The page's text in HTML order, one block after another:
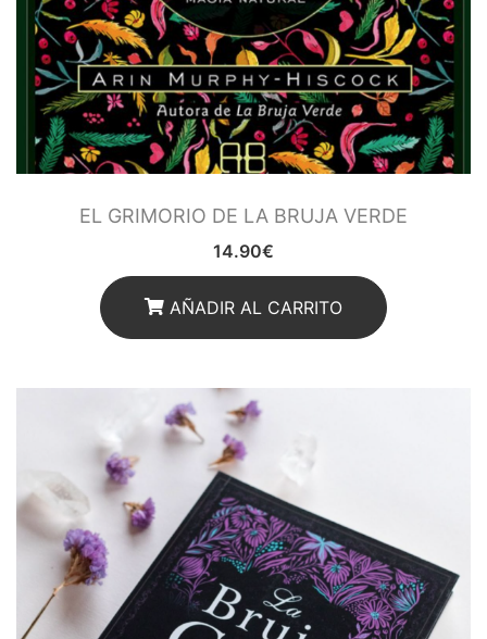
EL GRIMORIO DE LA BRUJA VERDE
14.90€
AÑADIR AL CARRITO